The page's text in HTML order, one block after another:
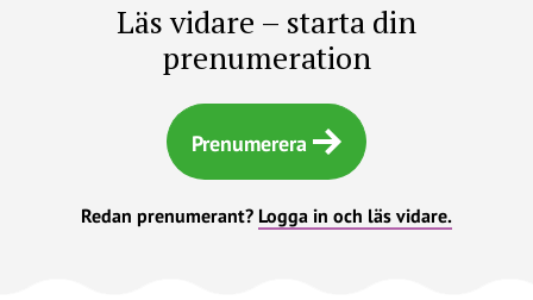
Läs vidare – starta din
prenumeration
Prenumerera
Redan prenumerant? Logga in och läs vidare.